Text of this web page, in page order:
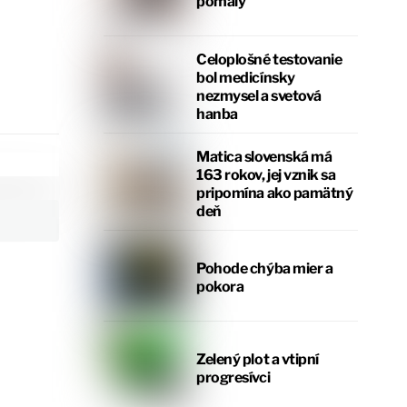
Celoplošné testovanie
bol medicínsky
nezmysel a svetová
hanba
Matica slovenská má
163 rokov, jej vznik sa
pripomína ako pamätný
deň
Pohode chýba mier a
pokora
Zelený plot a vtipní
progresívci